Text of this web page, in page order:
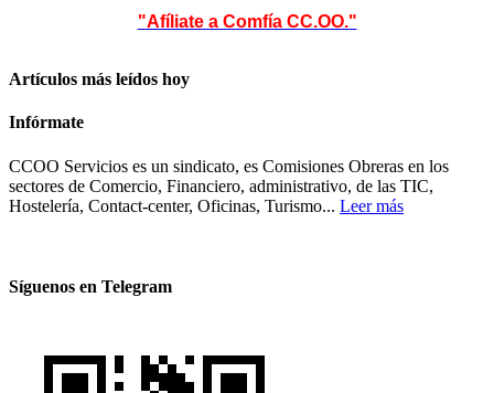
"Afíliate a Comfía CC.OO."
Artículos más leídos hoy
Infórmate
CCOO Servicios es un sindicato, es Comisiones Obreras en los
sectores de Comercio, Financiero, administrativo, de las TIC,
Hostelería, Contact-center, Oficinas, Turismo... Leer más
Síguenos en Telegram